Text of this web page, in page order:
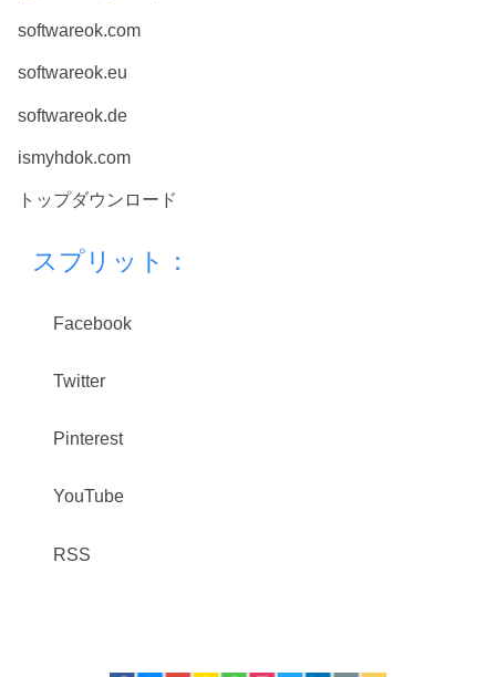
softwareok.com
softwareok.eu
softwareok.de
ismyhdok.com
トップダウンロード
スプリット：
Facebook
Twitter
Pinterest
YouTube
RSS